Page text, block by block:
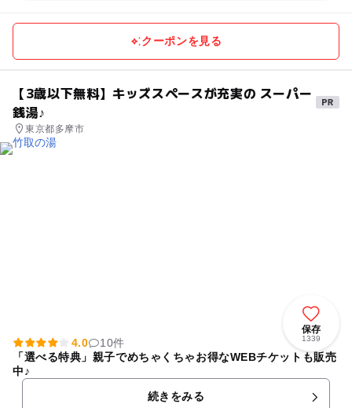
クーポンを見る
【3歳以下無料】キッズスペースが充実の スーパー
銭湯♪
東京都多摩市
保存
1339
4.0
10件
「選べる特典」親子でめちゃくちゃお得なWEBチケットも販売
中♪
続きをみる